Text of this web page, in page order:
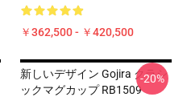
￥362,500 - ￥420,500
新しいデザイン Gojira クラシ
ックマグカップ RB1509
-20%